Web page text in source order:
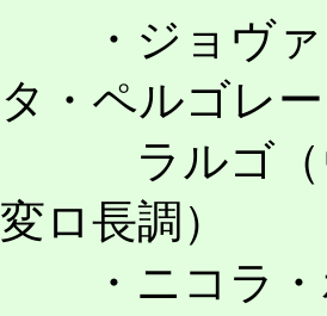
・ジョヴァ
タ・ペルゴレ
ラルゴ（ヴ
変ロ長調）
・ニコラ・